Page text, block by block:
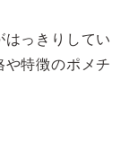
はっきりしてい
や特徴のポメチ